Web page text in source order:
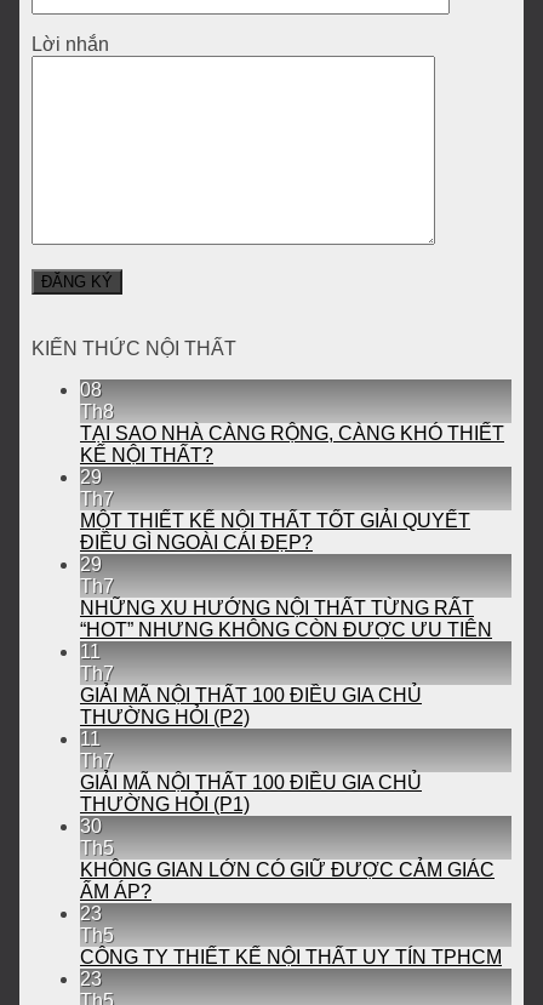
Lời nhắn
KIẾN THỨC NỘI THẤT
08
Th8
TẠI SAO NHÀ CÀNG RỘNG, CÀNG KHÓ THIẾT
KẾ NỘI THẤT?
29
Th7
MỘT THIẾT KẾ NỘI THẤT TỐT GIẢI QUYẾT
ĐIỀU GÌ NGOÀI CÁI ĐẸP?
29
Th7
NHỮNG XU HƯỚNG NỘI THẤT TỪNG RẤT
“HOT” NHƯNG KHÔNG CÒN ĐƯỢC ƯU TIÊN
11
Th7
GIẢI MÃ NỘI THẤT 100 ĐIỀU GIA CHỦ
THƯỜNG HỎI (P2)
11
Th7
GIẢI MÃ NỘI THẤT 100 ĐIỀU GIA CHỦ
THƯỜNG HỎI (P1)
30
Th5
KHÔNG GIAN LỚN CÓ GIỮ ĐƯỢC CẢM GIÁC
ẤM ÁP?
23
Th5
CÔNG TY THIẾT KẾ NỘI THẤT UY TÍN TPHCM
23
Th5